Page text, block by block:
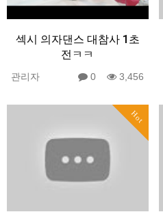
섹시 의자댄스 대참사 1초
전ㅋㅋ
관리자 0 3,456
Hot